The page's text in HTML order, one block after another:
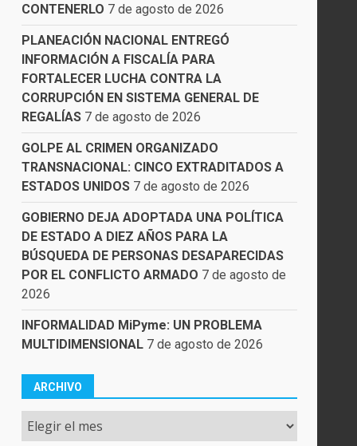
CONTENERLO 7 de agosto de 2026
PLANEACIÓN NACIONAL ENTREGÓ
INFORMACIÓN A FISCALÍA PARA
FORTALECER LUCHA CONTRA LA
CORRUPCIÓN EN SISTEMA GENERAL DE
REGALÍAS 7 de agosto de 2026
GOLPE AL CRIMEN ORGANIZADO
TRANSNACIONAL: CINCO EXTRADITADOS A
ESTADOS UNIDOS 7 de agosto de 2026
GOBIERNO DEJA ADOPTADA UNA POLÍTICA
DE ESTADO A DIEZ AÑOS PARA LA
BÚSQUEDA DE PERSONAS DESAPARECIDAS
POR EL CONFLICTO ARMADO 7 de agosto de
2026
INFORMALIDAD MiPyme: UN PROBLEMA
MULTIDIMENSIONAL 7 de agosto de 2026
ARCHIVO
Archivo